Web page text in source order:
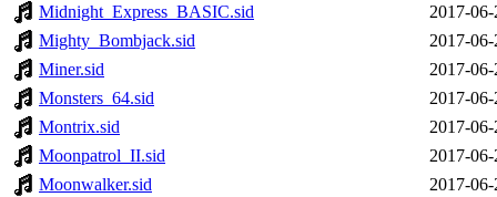
Midnight_Express_BASIC.sid
2017-
Mighty_Bombjack.sid
2017-
Miner.sid
2017-
Monsters_64.sid
2017-
Montrix.sid
2017-
Moonpatrol_II.sid
2017-
Moonwalker.sid
2017-